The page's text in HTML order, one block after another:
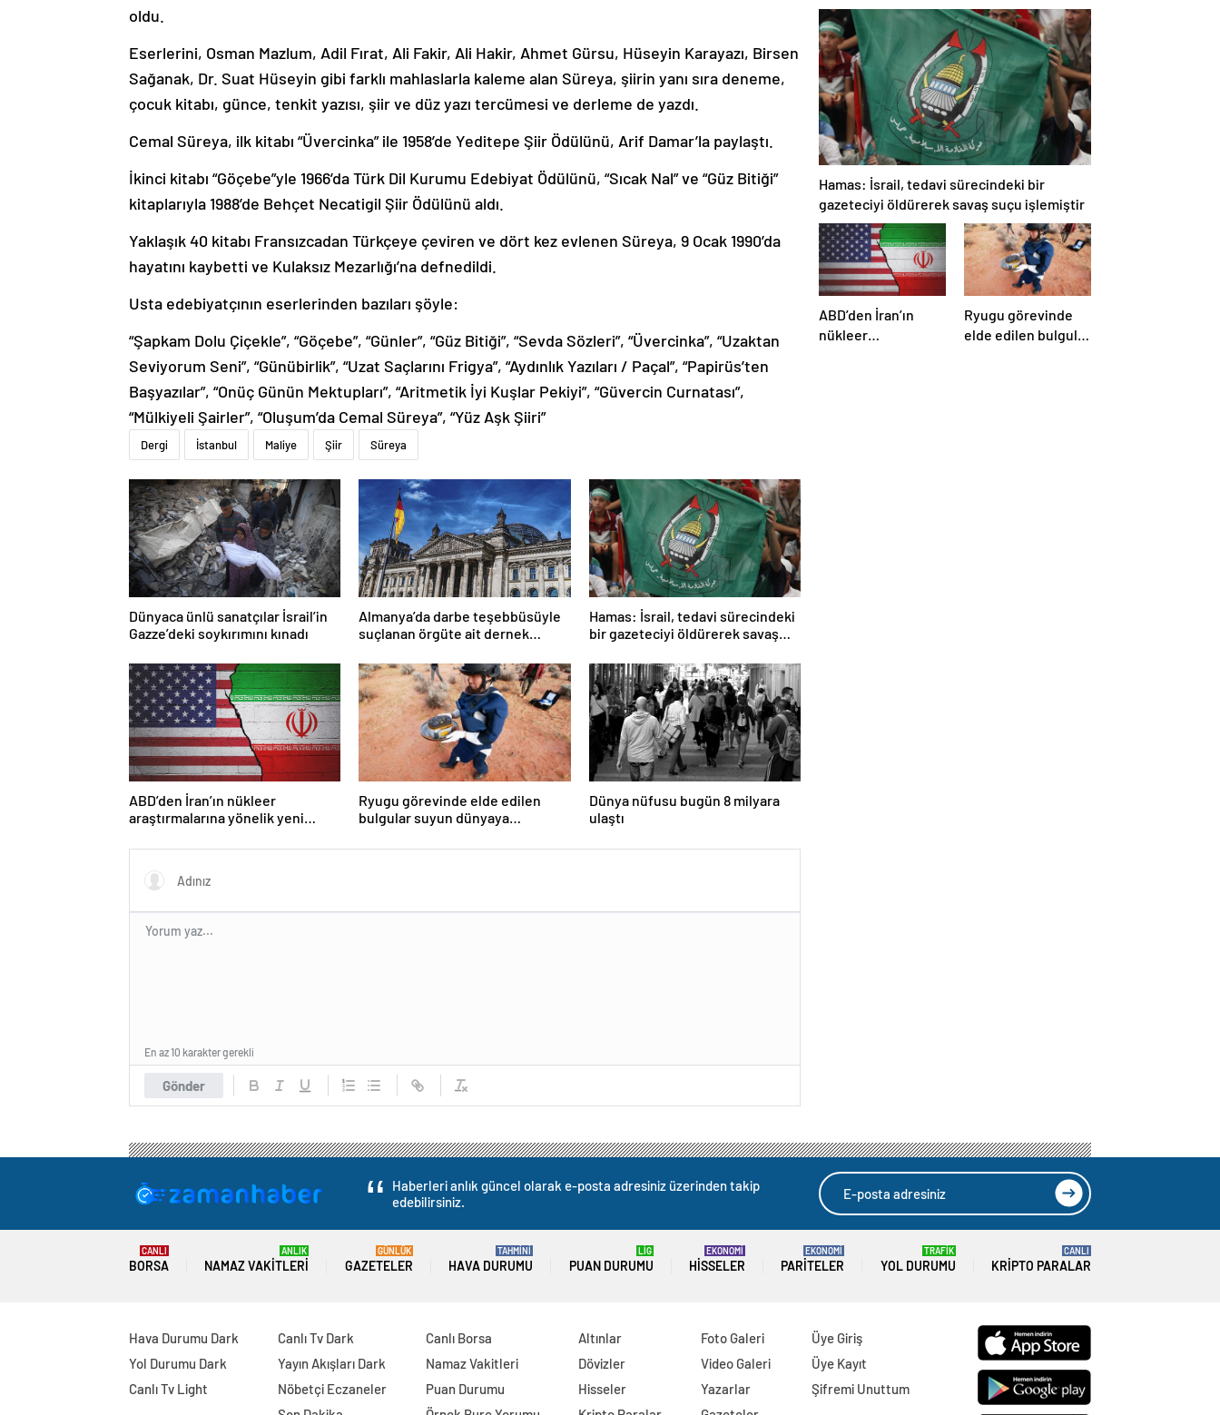
oldu.
Eserlerini, Osman Mazlum, Adil Fırat, Ali Fakir, Ali Hakir, Ahmet Gürsu, Hüseyin Karayazı, Birsen
Sağanak, Dr. Suat Hüseyin gibi farklı mahlaslarla kaleme alan Süreya, şiirin yanı sıra deneme,
çocuk kitabı, günce, tenkit yazısı, şiir ve düz yazı tercümesi ve derleme de yazdı.
Cemal Süreya, ilk kitabı “Üvercinka” ile 1958’de Yeditepe Şiir Ödülünü, Arif Damar’la paylaştı.
İkinci kitabı “Göçebe”yle 1966’da Türk Dil Kurumu Edebiyat Ödülünü, “Sıcak Nal” ve “Güz Bitiği”
kitaplarıyla 1988’de Behçet Necatigil Şiir Ödülünü aldı.
Yaklaşık 40 kitabı Fransızcadan Türkçeye çeviren ve dört kez evlenen Süreya, 9 Ocak 1990’da
hayatını kaybetti ve Kulaksız Mezarlığı’na defnedildi.
Usta edebiyatçının eserlerinden bazıları şöyle:
“Şapkam Dolu Çiçekle”, “Göçebe”, “Günler”, “Güz Bitiği”, “Sevda Sözleri”, “Üvercinka”, “Uzaktan
Seviyorum Seni”, “Günübirlik”, “Uzat Saçlarını Frigya”, “Aydınlık Yazıları / Paçal”, “Papirüs’ten
Başyazılar”, “Onüç Günün Mektupları”, “Aritmetik İyi Kuşlar Pekiyi”, “Güvercin Curnatası”,
“Mülkiyeli Şairler”, “Oluşum’da Cemal Süreya”, “Yüz Aşk Şiiri”
Dergi İstanbul Maliye Şiir Süreya
Dünyaca ünlü sanatçılar İsrail’in
Gazze’deki soykırımını kınadı
Almanya’da darbe teşebbüsüyle
suçlanan örgüte ait dernek
Hamas: İsrail, tedavi sürecindeki
bir gazeteciyi öldürerek savaş
ABD’den İran’ın nükleer
araştırmalarına yönelik yeni
Ryugu görevinde elde edilen
bulgular suyun dünyaya
olabileceğini gösteriyor
Dünya nüfusu bugün 8 milyara
ulaştı
Gönder
En az 10 karakter gerekli
Gazze’deki
soykırımını kınadı
suçlanan örgüte ait
dernek yasaklandı
Hamas: İsrail, tedavi sürecindeki bir
gazeteciyi öldürerek savaş suçu işlemiştir
ABD’den İran’ın
nükleer
Ryugu görevinde
elde edilen bulgular
Haberleri anlık güncel olarak e-posta adresiniz üzerinden takip
edebilirsiniz.
BORSA
CANLI
NAMAZ VAKITLERI
ANLIK
GAZETELER
GÜNLÜK
HAVA DURUMU
TAHMİNİ
PUAN DURUMU
LİG
HISSELER
EKONOMİ
PARITELER
EKONOMİ
YOL DURUMU
TRAFİK
KRIPTO PARALAR
CANLI
Hava Durumu Dark
Yol Durumu Dark
Canlı Tv Light
Canlı Tv Dark
Yayın Akışları Dark
Nöbetçi Eczaneler
Canlı Borsa
Namaz Vakitleri
Puan Durumu
Altınlar
Dövizler
Hisseler
Foto Galeri
Video Galeri
Yazarlar
Üye Giriş
Üye Kayıt
Şifremi Unuttum